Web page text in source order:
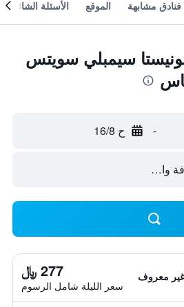
فنادق مشابهة الموقع الأسئلة الشائعة
سيمبلي سويتس
- ح 16/8
غير معروف 277 ﷼
سعر الليلة شامل الرسوم